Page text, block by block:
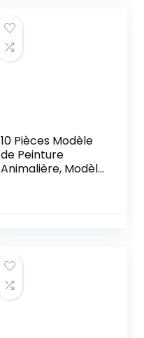
10 Pièces Modèle
de Peinture
Animalière, Modèle
Les Cartes, Les
Albums,Cadeau
d’Anniversaire